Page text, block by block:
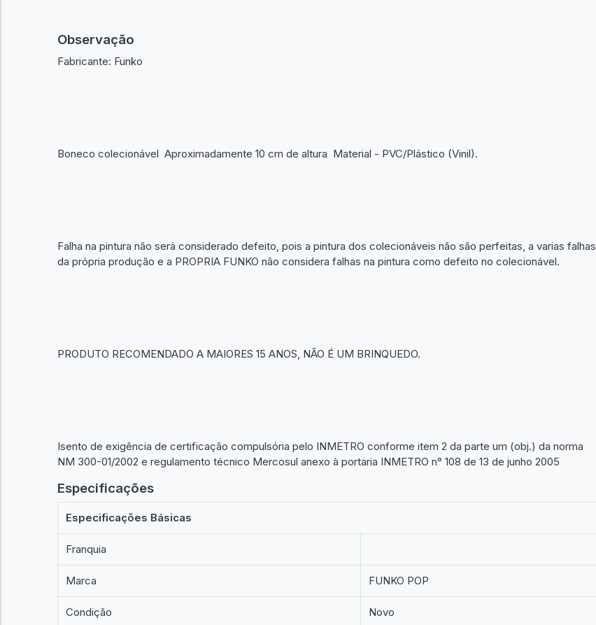
Observação
Fabricante: Funko
Boneco colecionável Aproximadamente 10 cm de altura Material - PVC/Plástico (Vinil).
Falha na pintura não será considerado defeito, pois a pintura dos colecionáveis não são perfeitas, a varias falhas
da própria produção e a PROPRIA FUNKO não considera falhas na pintura como defeito no colecionável.
PRODUTO RECOMENDADO A MAIORES 15 ANOS, NÃO É UM BRINQUEDO.
Isento de exigência de certificação compulsória pelo INMETRO conforme item 2 da parte um (obj.) da norma
NM 300-01/2002 e regulamento técnico Mercosul anexo à portaria INMETRO n° 108 de 13 de junho 2005
Especificações
Especificações Básicas
Franquia
Marca FUNKO POP
Condição Novo